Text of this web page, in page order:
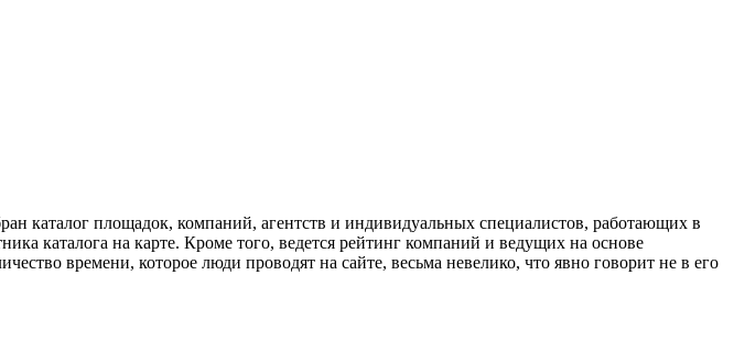
каталог площадок, компаний, агентств и индивидуальных специалистов, работающих в
каталога на карте. Кроме того, ведется рейтинг компаний и ведущих на основе
времени, которое люди проводят на сайте, весьма невелико, что явно говорит не в его